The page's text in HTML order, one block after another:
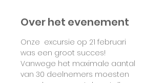
Over het evenement
Onze  excursie op 21 februari
was een groot succes!
Vanwege het maximale aantal
van 30 deelnemers moesten